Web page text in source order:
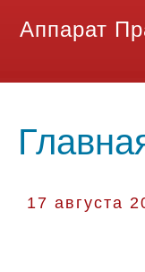
Аппарат
17 августа